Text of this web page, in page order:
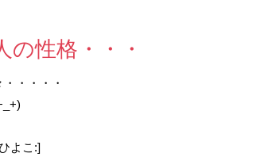
性格・・・
・・・・
よこ:]